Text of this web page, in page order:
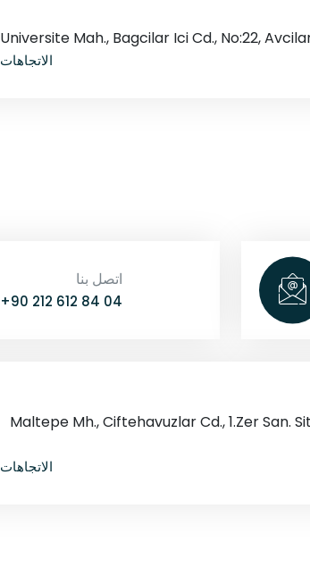
Universite Mah., Bagcilar Ici Cd., No:22,
الاتجاهات
اتصل بنا
+90 212 612 84 04
Maltepe Mh., Ciftehavuzlar Cd., 1.Zer San.
الاتجاهات